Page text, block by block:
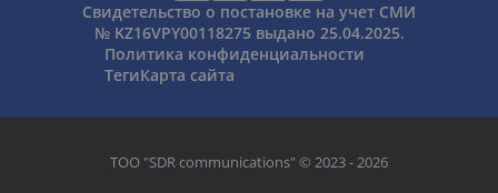
Свидетельство о постановке на учет СМИ
№ KZ16VPY00118275 выдано 25.04.2025.
Политика конфиденциальности
ТегиКарта сайта
ТОО "SDR communications" © 2023 - 2026